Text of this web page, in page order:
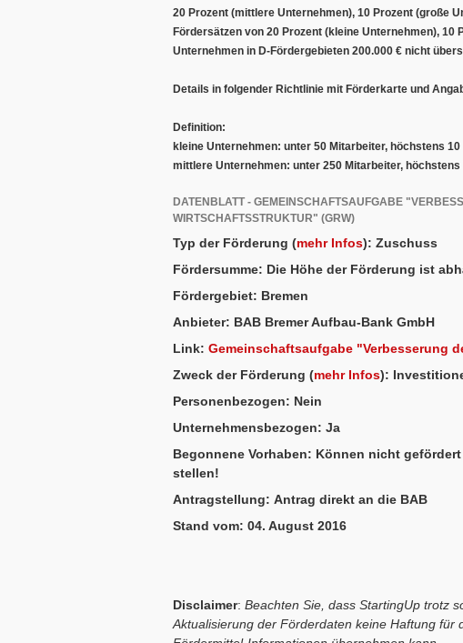
20 Prozent (mittlere Unternehmen), 10 Prozent (große
Fördersätzen von 20 Prozent (kleine Unternehmen),
Unternehmen in D-Fördergebieten 200.000 € nicht
Details in folgender Richtlinie mit Förderkarte und
Definition:
kleine Unternehmen: unter 50 Mitarbeiter, höchstens 10
mittlere Unternehmen: unter 250 Mitarbeiter, höchstens
DATENBLATT - GEMEINSCHAFTSAUFGABE
WIRTSCHAFTSSTRUKTUR" (GRW)
Typ der Förderung (mehr Infos): Zuschuss
Fördersumme: Die Höhe der Förderung ist
Fördergebiet: Bremen
Anbieter: BAB Bremer Aufbau-Bank GmbH
Link: Gemeinschaftsaufgabe "Verbesserung
Zweck der Förderung (mehr Infos):
Personenbezogen: Nein
Unternehmensbezogen: Ja
Begonnene Vorhaben: Können nicht
stellen!
Antragstellung: Antrag direkt an die BAB
Stand vom: 04. August 2016
Disclaimer: Beachten Sie, dass StartingUp trotz
Aktualisierung der Förderdaten keine Haftung für